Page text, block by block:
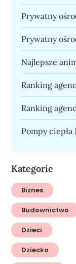
Prywatny
Prywatny
Najlepsze
Ranking
Ranking
Pompy
Kategorie
Biznes
Budownictwo
Dzieci
Dziecko